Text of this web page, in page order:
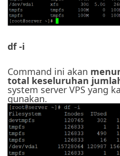
df -i
Command ini akan
total keseluruhan
system server VPS yang
gunakan.